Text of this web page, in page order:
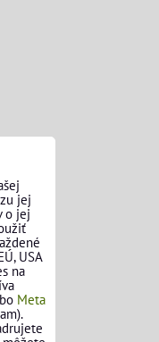
jej
o jej
USA
na
Meta